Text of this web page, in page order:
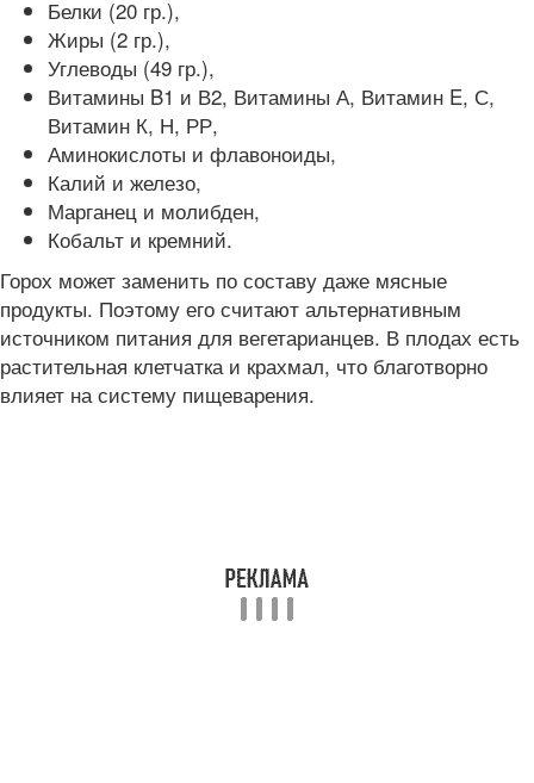
Белки (20 гр.),
Жиры (2 гр.),
Углеводы (49 гр.),
Витамины B1 и В2, Витамины А, Витамин E, С,
Витамин К, Н, РР,
Аминокислоты и флавоноиды,
Калий и железо,
Марганец и молибден,
Кобальт и кремний.
Горох может заменить по составу даже мясные
продукты. Поэтому его считают альтернативным
источником питания для вегетарианцев. В плодах есть
растительная клетчатка и крахмал, что благотворно
влияет на систему пищеварения.